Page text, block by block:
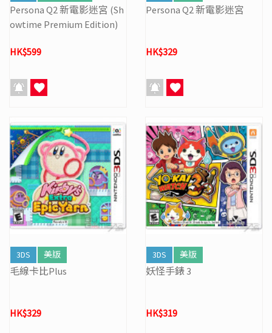
Persona Q2 新電影迷宮 (Sh
owtime Premium Edition)
HK$599
Persona Q2 新電影迷宮
HK$329
3DS 美版
毛線卡比Plus
HK$329
3DS 美版
妖怪手錶 3
HK$319